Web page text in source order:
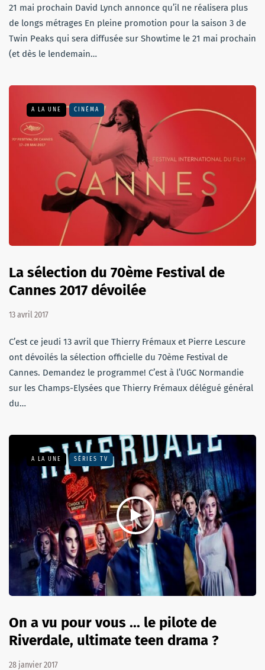
21 mai prochain David Lynch annonce qu’il ne réalisera plus
de longs métrages En pleine promotion pour la saison 3 de
Twin Peaks qui sera diffusée sur Showtime le 21 mai prochain
(et dès le lendemain…
A LA UNE CINÉMA
La sélection du 70ème Festival de
Cannes 2017 dévoilée
13 avril 2017
C’est ce jeudi 13 avril que Thierry Frémaux et Pierre Lescure
ont dévoilés la sélection officielle du 70ème Festival de
Cannes. Demandez le programme! C’est à l’UGC Normandie
sur les Champs-Elysées que Thierry Frémaux délégué général
du…
A LA UNE SÉRIES TV
On a vu pour vous ... le pilote de
Riverdale, ultimate teen drama ?
28 janvier 2017